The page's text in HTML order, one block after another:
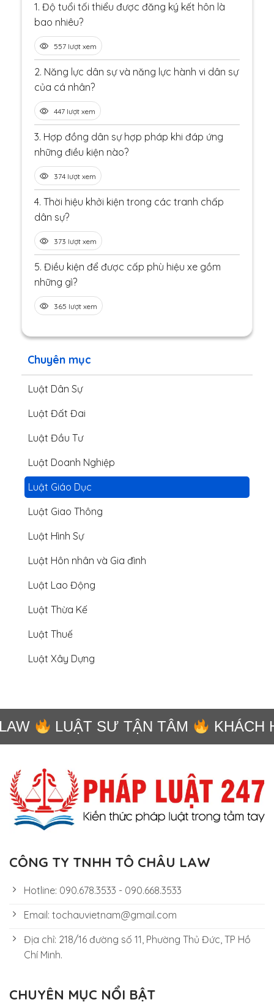
Chuyên mục
Luật Dân Sự
Luật Đất Đai
Luật Đầu Tư
Luật Doanh Nghiệp
Luật Giáo Dục
Luật Giao Thông
Luật Hình Sự
Luật Hôn nhân và Gia đình
Luật Lao Động
Luật Thừa Kế
Luật Thuế
Luật Xây Dựng
1. Độ tuổi tối thiểu được đăng ký kết hôn là
bao nhiêu?
557 lượt xem
2. Năng lực dân sự và năng lực hành vi dân sự
của cá nhân?
447 lượt xem
3. Hợp đồng dân sự hợp pháp khi đáp ứng
những điều kiện nào?
374 lượt xem
4. Thời hiệu khởi kiện trong các tranh chấp
dân sự?
373 lượt xem
5. Điều kiện để được cấp phù hiệu xe gồm
những gì?
365 lượt xem
LUẬT SƯ TẬN TÂM KHÁCH
CÔNG TY TNHH TÔ CHÂU LAW
Hotline: 090.678.3533 - 090.668.3533
Email: tochauvietnam@gmail.com
Địa chỉ: 218/16 đường số 11, Phường Thủ Đức, TP Hồ
Chí Minh.
CHUYÊN MỤC NỔI BẬT